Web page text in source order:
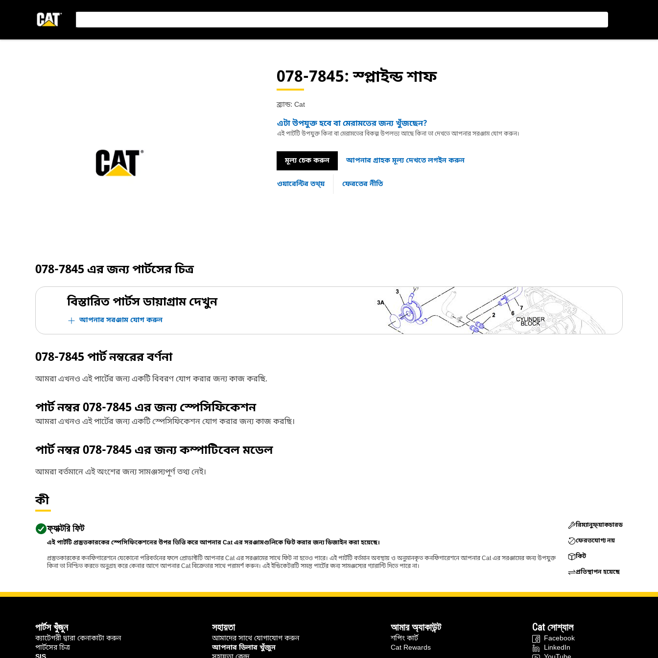
078-7845: স্প্লাইন্ড শাফ
ব্র্যান্ড: Cat
এটা উপযুক্ত হবে বা মেরামতের জন্য খুঁজছেন?
এই পার্টটি উপযুক্ত কিনা বা মেরামতের বিকল্প উপলভ্য আছে কিনা তা দেখতে আপনার সরঞ্জাম যোগ করুন।
মূল্য চেক করুন আপনার গ্রাহক মূল্য দেখতে লগইন করুন
ওয়ারেন্টির তথ্য় ফেরতের নীতি
078-7845এর জন্য পার্টসের চিত্র
বিস্তারিত পার্টস ডায়াগ্রাম দেখুন
আপনার সরঞ্জাম যোগ করুন
078-7845পার্ট নম্বরের বর্ণনা
আমরা এখনও এই পার্টের জন্য একটি বিবরণ যোগ করার জন্য কাজ করছি.
পার্ট নম্বর078-7845এর জন্য স্পেসিফিকেশন
আমরা এখনও এই পার্টের জন্য একটি স্পেসিফিকেশন যোগ করার জন্য কাজ করছি।
পার্ট নম্বর078-7845এর জন্য কম্পাটিবেল মডেল
আমরা বর্তমানে এই অংশের জন্য সামঞ্জস্যপূর্ণ তথ্য নেই।
কী
ফ্যাক্টরি ফিট
এই পার্টটি প্রস্তুতকারকের স্পেসিফিকেশনের উপর ভিত্তি করে আপনার Cat এর সরঞ্জামগুলিকে ফিট করার জন্য ডিজাইন করা হয়েছে।
প্রস্তুতকারকের কনফিগারেশনে যেকোনো পরিবর্তনের ফলে প্রোডাক্টটি আপনার Cat এর সরঞ্জামের সাথে ফিট না হতেও পারে। এই পার্টটি বর্তমান অবস্থায় ও অনুমানকৃত কনফিগারেশনে আপনার Cat এর সরঞ্জামের জন্য উপযুক্ত
কিনা তা নিশ্চিত করতে অনুগ্রহ করে কেনার আগে আপনার Cat বিক্রেতার সাথে পরামর্শ করুন। এই ইন্ডিকেটরটি সমস্ত পার্টের জন্য সামঞ্জস্যের গ্যারান্টি দিতে পারে না।
রিম্যানুফ্য়াকচারড
ফেরতযোগ্য নয়
কিট
প্রতিস্থাপন হয়েছে
পার্টস খুঁজুন
ক্যাটেগরী দ্বারা কেনাকাটা করুন
পার্টসের চিত্র
সহায়তা
আমাদের সাথে যোগাযোগ করুন
আপনার ডিলার খুঁজুন
আমার অ্যাকাউন্ট
শপিং কার্ট
Cat Rewards
Cat সোশ্যাল
Facebook
LinkedIn